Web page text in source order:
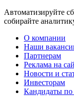
Автоматизируйте
собирайте
О компании
Наши
Партнерам
Реклама на
Новости и
Инвесторам
Кандидаты по